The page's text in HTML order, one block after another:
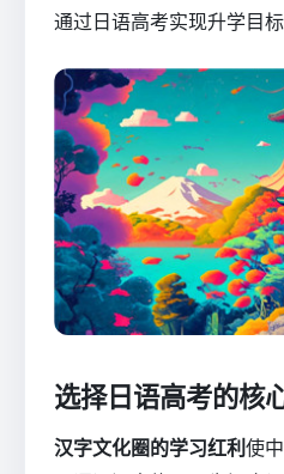
通过日语高考实现升学目标
选择日语高考的核
汉字文化圈的学习红利 使